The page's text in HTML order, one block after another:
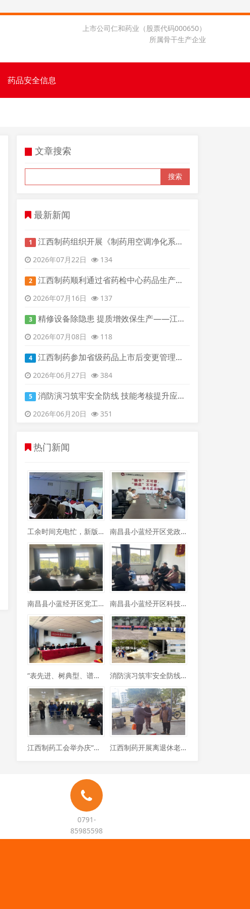
上市公司仁和药业（股票代码000650）
所属骨干生产企业
药品安全信息
▉ 文章搜索
搜索
最新新闻
1 江西制药组织开展《制药用空调净化系统检查指南》专题线上培训
2026年07月22日 134
2 江西制药顺利通过省药检中心药品生产现场常规检查
2026年07月16日 137
3 精修设备除隐患 提质增效保生产——江西制药扎实开展质检设备升级检修工作
2026年07月08日 118
4 江西制药参加省级药品上市后变更管理专题培训
2026年06月27日 384
5 消防演习筑牢安全防线 技能考核提升应急能力
2026年06月20日 351
热门新闻
工余时间充电忙，新版药典学习热 南昌县小蓝经开区党政办主任周来华一行领导莅临江西制药走访调研
南昌县小蓝经开区党工委委员、管委会副主任吴志强一行领导莅临江西制药 考察调研 南昌县小蓝经开区科技创新服务中心赴江西制药宣导惠企政策
“表先进、树典型、谱新篇”丨江西制药、江制医药2024年度总结表彰大会圆满举行 消防演习筑牢安全防线 救援培训增添生命保障
江西制药工会举办庆“三八”乒乓球定点投掷比赛 江西制药开展离退休老干部、军转干部 走访慰问活动
0791-
85985598